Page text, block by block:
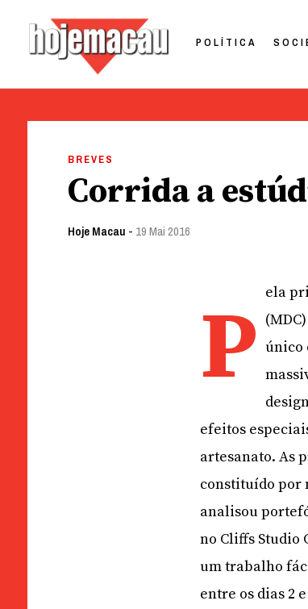
POLÍTICA
BREVES
Corrida a
Hoje Macau - 19 Mai 2016
P ela
único
efeitos
artesanato. As
constituído por
analisou
no Cliffs Studio
um trabalho
entre os dias 2